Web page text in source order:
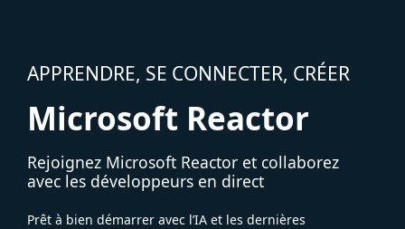
APPRENDRE, SE CONNECTER, CRÉER
Microsoft Reactor
Rejoignez Microsoft Reactor et collaborez
avec les développeurs en direct
Prêt à bien démarrer avec l’IA et les dernières